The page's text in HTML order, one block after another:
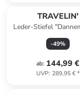
TRAVELIN'
Leder-Stiefel
Schwarz
-49%
ab: 144,99 €
UVP: 289,95 €*